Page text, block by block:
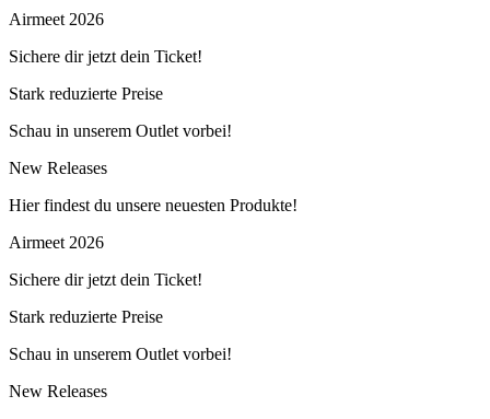
Airmeet 2026
Sichere dir jetzt dein Ticket!
Stark reduzierte Preise
Schau in unserem Outlet vorbei!
New Releases
Hier findest du unsere neuesten Produkte!
Airmeet 2026
Sichere dir jetzt dein Ticket!
Stark reduzierte Preise
Schau in unserem Outlet vorbei!
New Releases